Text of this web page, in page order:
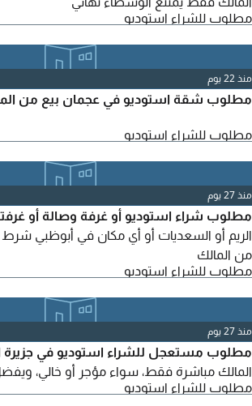
مطلوب للشراء استوديو
منذ 22 يوم
مطلوب شقة استوديو في عجمان بيع من
مطلوب للشراء استوديو
منذ 27 يوم
مطلوب شراء استوديو أو غرفة وصالة أو
الريم أو السعديات أو أي مكان في أبوظبي
من المالك
مطلوب للشراء استوديو
منذ 27 يوم
مطلوب مستعجل للشراء استوديو في جزيرة
المالك مباشرة فقط، سواء مؤجر أو خالي،
مطلوب للشراء استوديو